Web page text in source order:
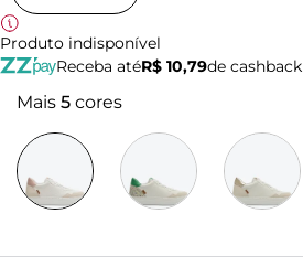
Produto indisponível
Receba atéR$ 10,79de cashback
Mais 5 cores